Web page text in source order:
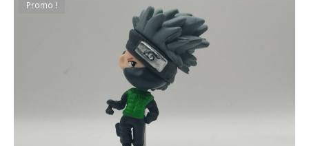
Promo !